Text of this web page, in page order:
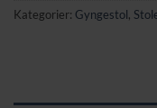
Kategorier: Gyngestol,